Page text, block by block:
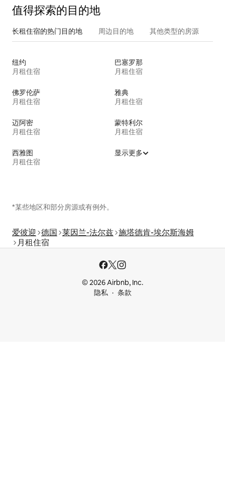
值得探索的目的地
长租住宿的热门目的地 周边目的地 其他类型的房源
纽约
月租住宿
巴塞罗那
月租住宿
佛罗伦萨
月租住宿
雅典
月租住宿
迈阿密
月租住宿
蒙特利尔
月租住宿
西雅图
月租住宿
显示更多
*某些地区和部分房源或有例外。
爱彼迎 德国 莱因兰-法尔兹 施塔德肯-埃尔斯海姆
月租住宿
© 2026 Airbnb, Inc.
隐私
条款